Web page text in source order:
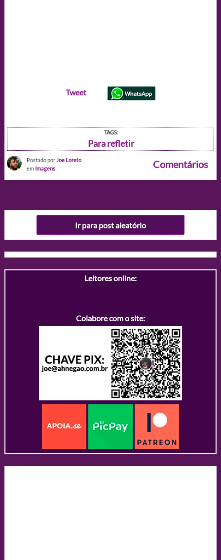
Tweet
TAGS:
Para refletir
Postado por Joe Loreto
em Imagens Comentários
Ir para post aleatório
Leitores online:
Colabore com o site: